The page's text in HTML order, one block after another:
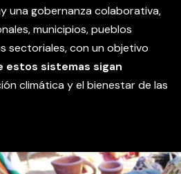
una gobernanza colaborativa,
municipios, pueblos
sectoriales, con un objetivo
estos sistemas sigan
climática y el bienestar de las